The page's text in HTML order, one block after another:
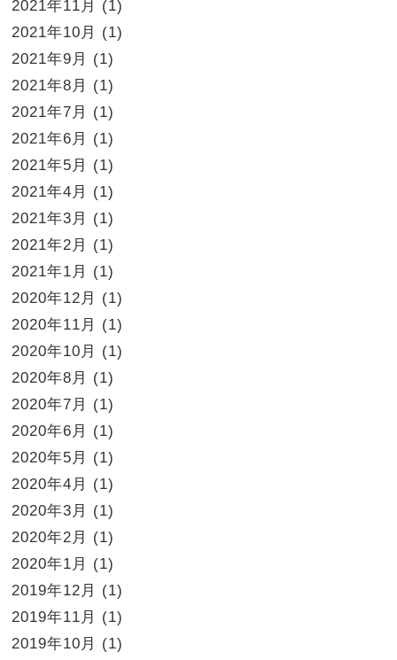
2021年11月
(1)
2021年10月
(1)
2021年9月
(1)
2021年8月
(1)
2021年7月
(1)
2021年6月
(1)
2021年5月
(1)
2021年4月
(1)
2021年3月
(1)
2021年2月
(1)
2021年1月
(1)
2020年12月
(1)
2020年11月
(1)
2020年10月
(1)
2020年8月
(1)
2020年7月
(1)
2020年6月
(1)
2020年5月
(1)
2020年4月
(1)
2020年3月
(1)
2020年2月
(1)
2020年1月
(1)
2019年12月
(1)
2019年11月
(1)
2019年10月
(1)